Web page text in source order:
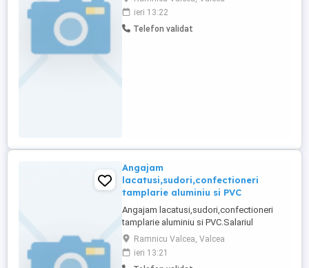
aluminiu si PVC.Salariile sunt atractive,se
diurna,cazare gratuita.Regim de lucru santier
deplasari saptamanale.
ieri 13:22
Telefon validat
Angajam
lacatusi,sudori,confectioneri
tamplarie aluminiu si PVC
Angajam lacatusi,sudori,confectioneri
tamplarie aluminiu si PVC.Salariul
motivant.Se asigura cazare(pentru lucrari
in alte localitati),transport,diurna.
Ramnicu Valcea, Valcea
ieri 13:21